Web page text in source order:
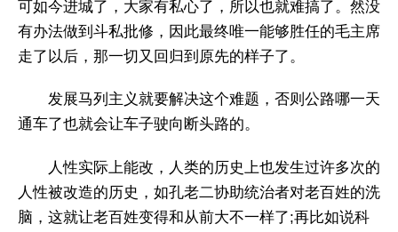
可如今进城了，大家有私心了，所以也就难搞了。然没
有办法做到斗私批修，因此最终唯一能够胜任的毛主席
走了以后，那一切又回归到原先的样子了。
发展马列主义就要解决这个难题，否则公路哪一天
通车了也就会让车子驶向断头路的。
人性实际上能改，人类的历史上也发生过许多次的
人性被改造的历史，如孔老二协助统治者对老百姓的洗
脑，这就让老百姓变得和从前大不一样了;再比如说科